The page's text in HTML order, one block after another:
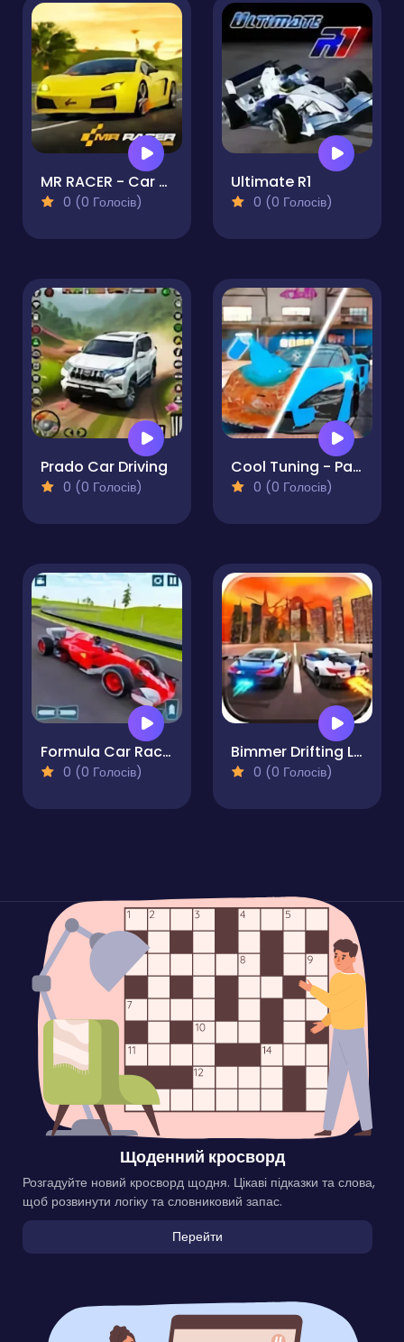
MR RACER - Car Racing
0 (0 Голосів)
Ultimate R1
0 (0 Голосів)
Prado Car Driving
0 (0 Голосів)
Cool Tuning - Paint the Car
0 (0 Голосів)
Formula Car Racing Game
0 (0 Голосів)
Bimmer Drifting Legends
0 (0 Голосів)
Щоденний кросворд
Розгадуйте новий кросворд щодня. Цікаві підказки та слова,
щоб розвинути логіку та словниковий запас.
Перейти